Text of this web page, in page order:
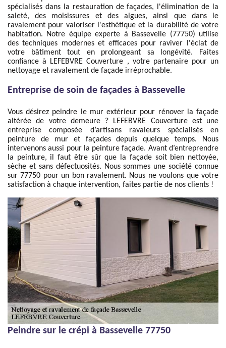
spécialisés dans la restauration de façades, l'élimination de la
saleté, des moisissures et des algues, ainsi que dans le
ravalement pour valoriser l'esthétique et la durabilité de votre
habitation. Notre équipe experte à Bassevelle (77750) utilise
des techniques modernes et efficaces pour raviver l'éclat de
votre bâtiment tout en prolongeant sa longévité. Faites
confiance à LEFEBVRE Couverture , votre partenaire pour un
nettoyage et ravalement de façade irréprochable.
Entreprise de soin de façades à Bassevelle
Vous désirez peindre le mur extérieur pour rénover la façade
altérée de votre demeure ? LEFEBVRE Couverture est une
entreprise composée d’artisans ravaleurs spécialisés en
peinture de mur et façades depuis quelque temps. Nous
intervenons aussi pour la peinture façade. Avant d’entreprendre
la peinture, il faut être sûr que la façade soit bien nettoyée,
sèche et sans défectuosités. Nous sommes une société connue
sur 77750 pour un bon ravalement. Nous ne voulons que votre
satisfaction à chaque intervention, faites partie de nos clients !
Peindre sur le crépi à Bassevelle 77750